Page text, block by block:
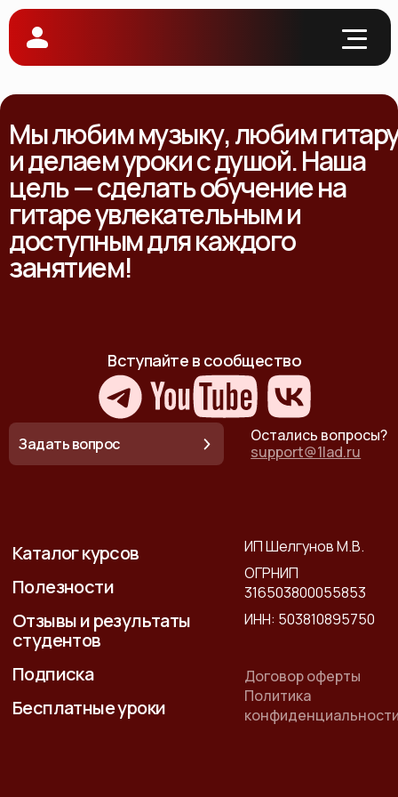
Мы любим музыку, любим
и делаем уроки с душой. Наша
цель — сделать обучение на
гитаре увлекательным и
доступным для каждого
занятием!
Вступайте в сообщество
Остались вопросы?
support@1lad.ru
Задать вопрос
Каталог курсов
Полезности
Отзывы и результаты
студентов
Подписка
Бесплатные уроки
ИП Шелгунов М.В.
ОГРНИП
316503800055853
ИНН: 503810895750
Договор оферты
Политика